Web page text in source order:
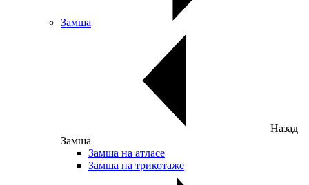
Замша
Назад
Замша
Замша на атласе
Замша на трикотаже